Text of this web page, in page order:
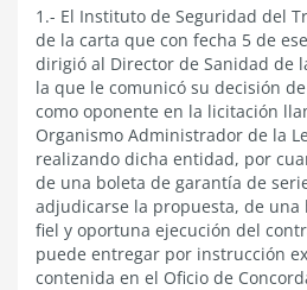
1.- El Instituto de Seguridad del
de la carta que con fecha 5 de
dirigió al Director de Sanidad de
la que le comunicó su decisión
como oponente en la licitación
Organismo Administrador de la
realizando dicha entidad, por
de una boleta de garantía de
adjudicarse la propuesta, de una
fiel y oportuna ejecución del
puede entregar por instrucción
contenida en el Oficio de